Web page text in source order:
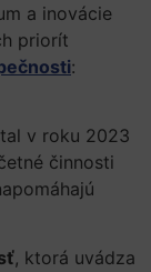
a inovácie
priorít
:
v roku 2023
činnosti
, ktorá uvádza